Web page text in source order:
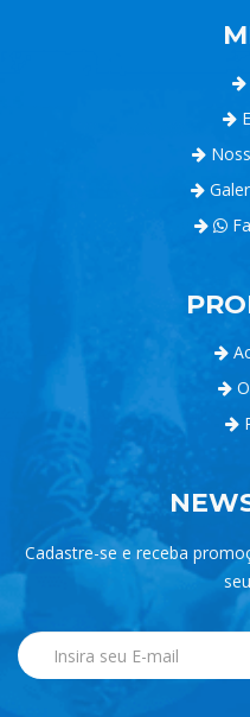
Cadastre-se e receba